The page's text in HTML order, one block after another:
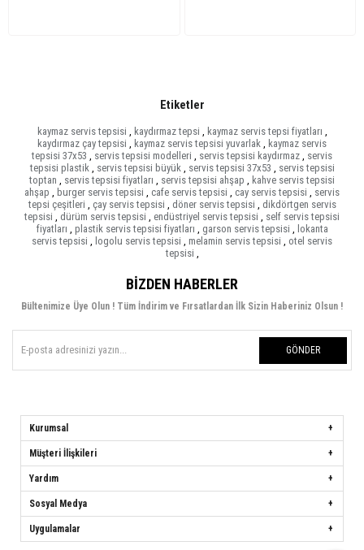
Etiketler
kaymaz servis tepsisi kaydırmaz tepsi kaymaz servis tepsi fiyatları
kaydırmaz çay tepsisi
kaymaz servis tepsisi yuvarlak
kaymaz servis
tepsisi 37x53
servis tepsisi modelleri servis tepsisi kaydırmaz
servis
tepsisi plastik
servis tepsisi büyük servis tepsisi 37x53
servis tepsisi
toptan
servis tepsisi fiyatları servis tepsisi ahşap
kahve servis tepsisi
ahşap
burger servis tepsisi cafe servis tepsisi cay servis tepsisi
servis
tepsi çeşitleri
çay servis tepsisi döner servis tepsisi
dikdörtgen servis
tepsisi
dürüm servis tepsisi endüstriyel servis tepsisi
self servis tepsisi
fiyatları
plastik servis tepsisi fiyatları garson servis tepsisi
lokanta
servis tepsisi
logolu servis tepsisi melamin servis tepsisi
otel servis
tepsisi
BIZDEN HABERLER
Bültenimize Üye Olun ! Tüm İndirim ve Fırsatlardan İlk Sizin Haberiniz Olsun !
GÖNDER
Kurumsal
Müşteri İlişkileri
Yardım
Sosyal Medya
Uygulamalar